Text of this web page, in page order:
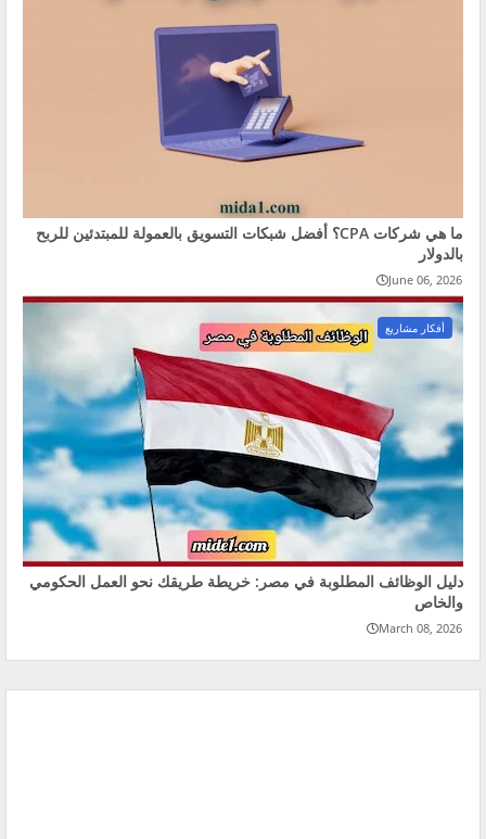
ما هي شركات CPA؟ أفضل شبكات التسويق بالعمولة للمبتدئين للربح
بالدولار
June 06, 2026
أفكار مشاريع
دليل الوظائف المطلوبة في مصر: خريطة طريقك نحو العمل الحكومي
والخاص
March 08, 2026